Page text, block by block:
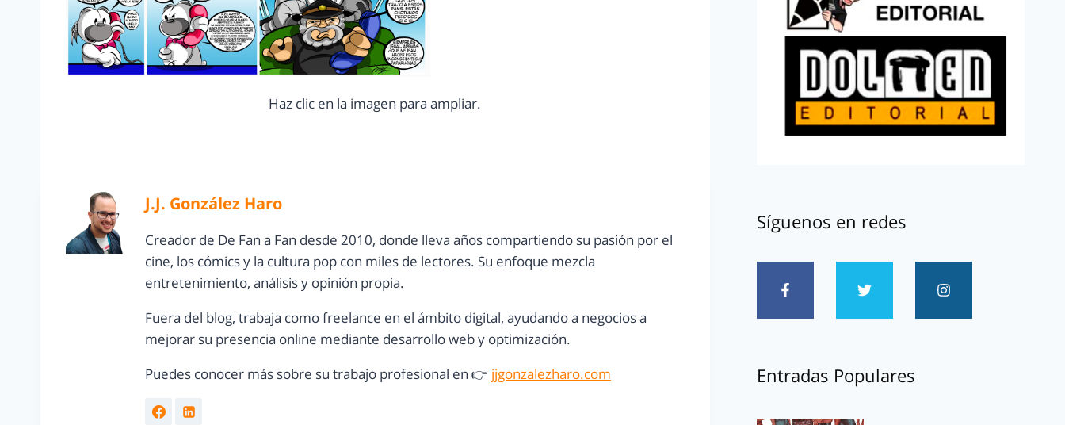
Haz clic en la imagen para ampliar.
J.J. González Haro
Creador de De Fan a Fan desde 2010, donde lleva años compartiendo su pasión por el
cine, los cómics y la cultura pop con miles de lectores. Su enfoque mezcla
entretenimiento, análisis y opinión propia.
Fuera del blog, trabaja como freelance en el ámbito digital, ayudando a negocios a
mejorar su presencia online mediante desarrollo web y optimización.
Puedes conocer más sobre su trabajo profesional en 👉 jjgonzalezharo.com
Síguenos en redes
Entradas Populares